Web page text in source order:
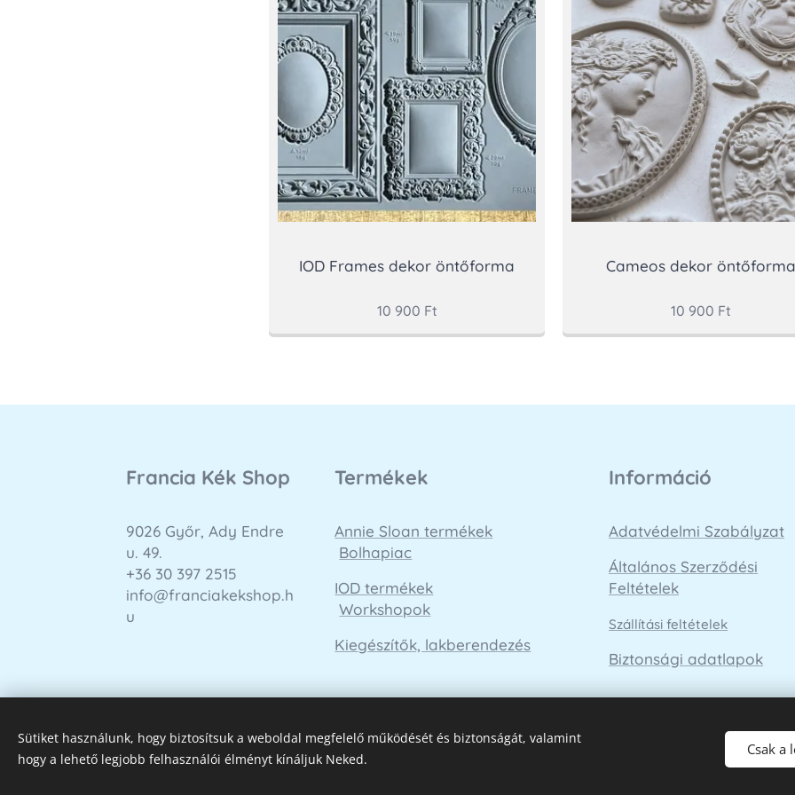
IOD Frames dekor öntőforma
10 900 Ft
Cameos dekor öntőforma
10 900 Ft
Francia Kék Shop
9026 Győr, Ady Endre
u. 49.
+36 30 397 2515
info@franciakekshop.h
u
Termékek
Annie Sloan termékek
Bolhapiac
IOD termékek
Workshopok
Kiegészítők, lakberendezés
Információ
Adatvédelmi Szabályzat
Általános Szerződési
Feltételek
Szállítási feltételek
Biztonsági adatlapok
Sütiket használunk, hogy biztosítsuk a weboldal megfelelő működését és biztonságát, valamint
hogy a lehető legjobb felhasználói élményt kínáljuk Neked.
Csak a